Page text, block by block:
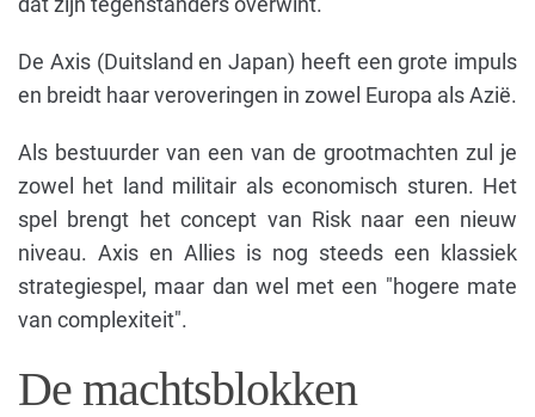
De Axis (Duitsland en Japan) heeft een grote impuls
en breidt haar veroveringen in zowel Europa als Azië.
Als bestuurder van een van de grootmachten zul je
zowel het land militair als economisch sturen. Het
spel brengt het concept van Risk naar een nieuw
niveau. Axis en Allies is nog steeds een klassiek
strategiespel, maar dan wel met een "hogere mate
van complexiteit".
De machtsblokken